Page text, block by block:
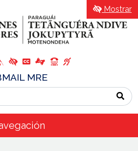
MRE
Mostrar